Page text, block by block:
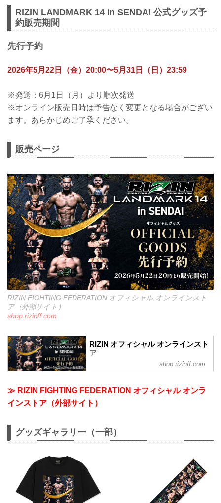
RIZIN LANDMARK 14 in SENDAI 公式グッズ予
約販売期間
先行予約
2026年5月22日（金）20:00〜5月31日（日）23:59
※発送：6月1日（月）より順次発送
※オンライン販売日時は予告なく変更となる場合がござい
ます。あらかじめご了承ください。
販売ページ
RIZIN FIGHTING FEDERATION オフィシャル オンラインスト
ア（外部サイト）
shop.rizinff.com
RIZIN オフィシャル オンラインスト
ア
日本の総合格闘技団体「RIZIN（ライジ
う。
shop.rizinff.com
≫ RIZIN FIGHTING FEDERATION オフィシャル オンラ
インストア（外部サイト）
グッズギャラリー（一部）